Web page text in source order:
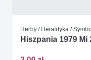
Herby / Heraldyka /
Hiszpania 1979 Mi